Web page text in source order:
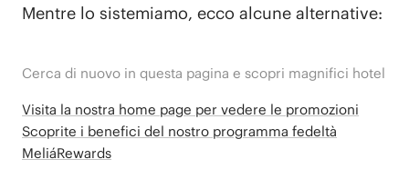
Mentre lo sistemiamo, ecco alcune alternative:
Cerca di nuovo in questa pagina e scopri magnifici hotel
Visita la nostra home page per vedere le promozioni
Scoprite i benefici del nostro programma fedeltà
MeliáRewards